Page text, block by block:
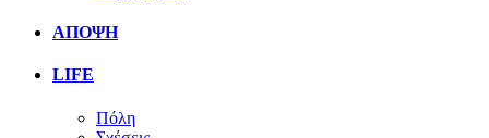
ΑΠΟΨΗ
LIFE
Πόλη